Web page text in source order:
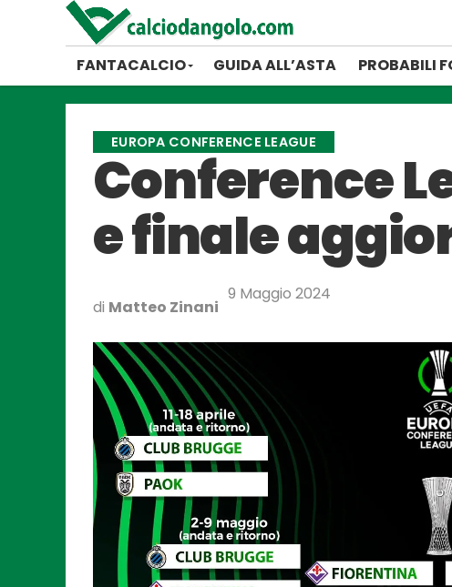
FANTACALCIO GUIDA ALL’ASTA PROBABILI
EUROPA CONFERENCE LEAGUE
Conference
e finale
di Matteo Zinani
9 Maggio 2024